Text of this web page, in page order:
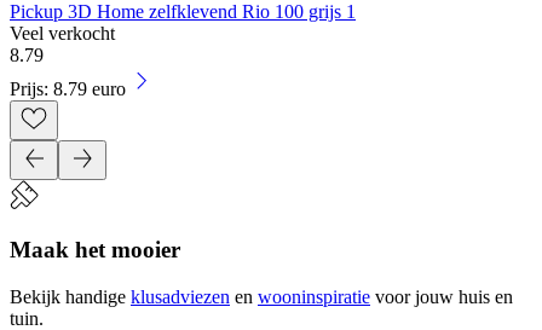
Pickup 3D Home zelfklevend Rio 100 grijs 1
Veel verkocht
8.79
Prijs: 8.79 euro
Maak het mooier
Bekijk handige klusadviezen en wooninspiratie voor jouw huis en
tuin.